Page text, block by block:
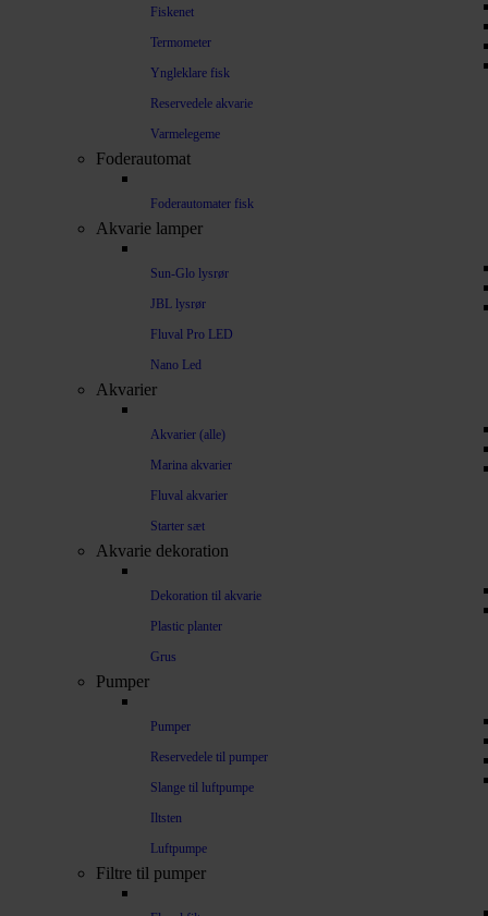
Fiskenet
Termometer
Yngleklare fisk
Reservedele akvarie
Varmelegeme
Foderautomat
Foderautomater fisk
Akvarie lamper
Sun-Glo lysrør
JBL lysrør
Fluval Pro LED
Nano Led
Akvarier
Akvarier (alle)
Marina akvarier
Fluval akvarier
Starter sæt
Akvarie dekoration
Dekoration til akvarie
Plastic planter
Grus
Pumper
Pumper
Reservedele til pumper
Slange til luftpumpe
Iltsten
Luftpumpe
Filtre til pumper